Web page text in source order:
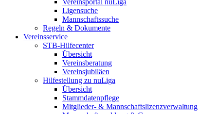
Vereinsportal nuLiga
Ligensuche
Mannschaftssuche
Regeln & Dokumente
Vereinsservice
STB-Hilfecenter
Übersicht
Vereinsberatung
Vereinsjubiläen
Hilfestellung zu nuLiga
Übersicht
Stammdatenpflege
Mitglieder- & Mannschaftslizenzverwaltung